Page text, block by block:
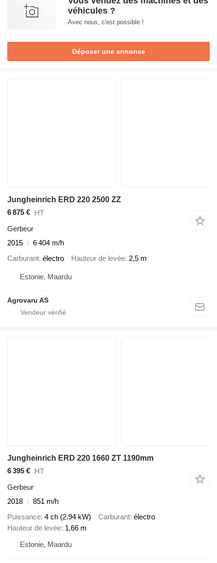
véhicules ?
Avec nous, c'est possible !
Déposer une annonce
Jungheinrich ERD 220 2500 ZZ
6 875 € HT
Gerbeur
2015
6 404 m/h
Carburant électro Hauteur de levée 2,5 m
Estonie, Maardu
Agrovaru AS
Jungheinrich ERD 220 1660 ZT 1190mm
6 395 € HT
Gerbeur
2018
851 m/h
Puissance 4 ch (2.94 kW) Carburant électro
Hauteur de levée 1,66 m
Estonie, Maardu